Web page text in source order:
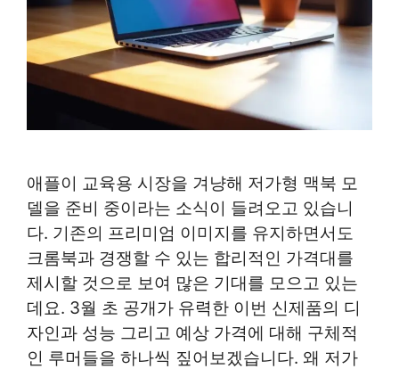
애플이 교육용 시장을 겨냥해 저가형 맥북 모
델을 준비 중이라는 소식이 들려오고 있습니
다. 기존의 프리미엄 이미지를 유지하면서도
크롬북과 경쟁할 수 있는 합리적인 가격대를
제시할 것으로 보여 많은 기대를 모으고 있는
데요. 3월 초 공개가 유력한 이번 신제품의 디
자인과 성능 그리고 예상 가격에 대해 구체적
인 루머들을 하나씩 짚어보겠습니다. 왜 저가